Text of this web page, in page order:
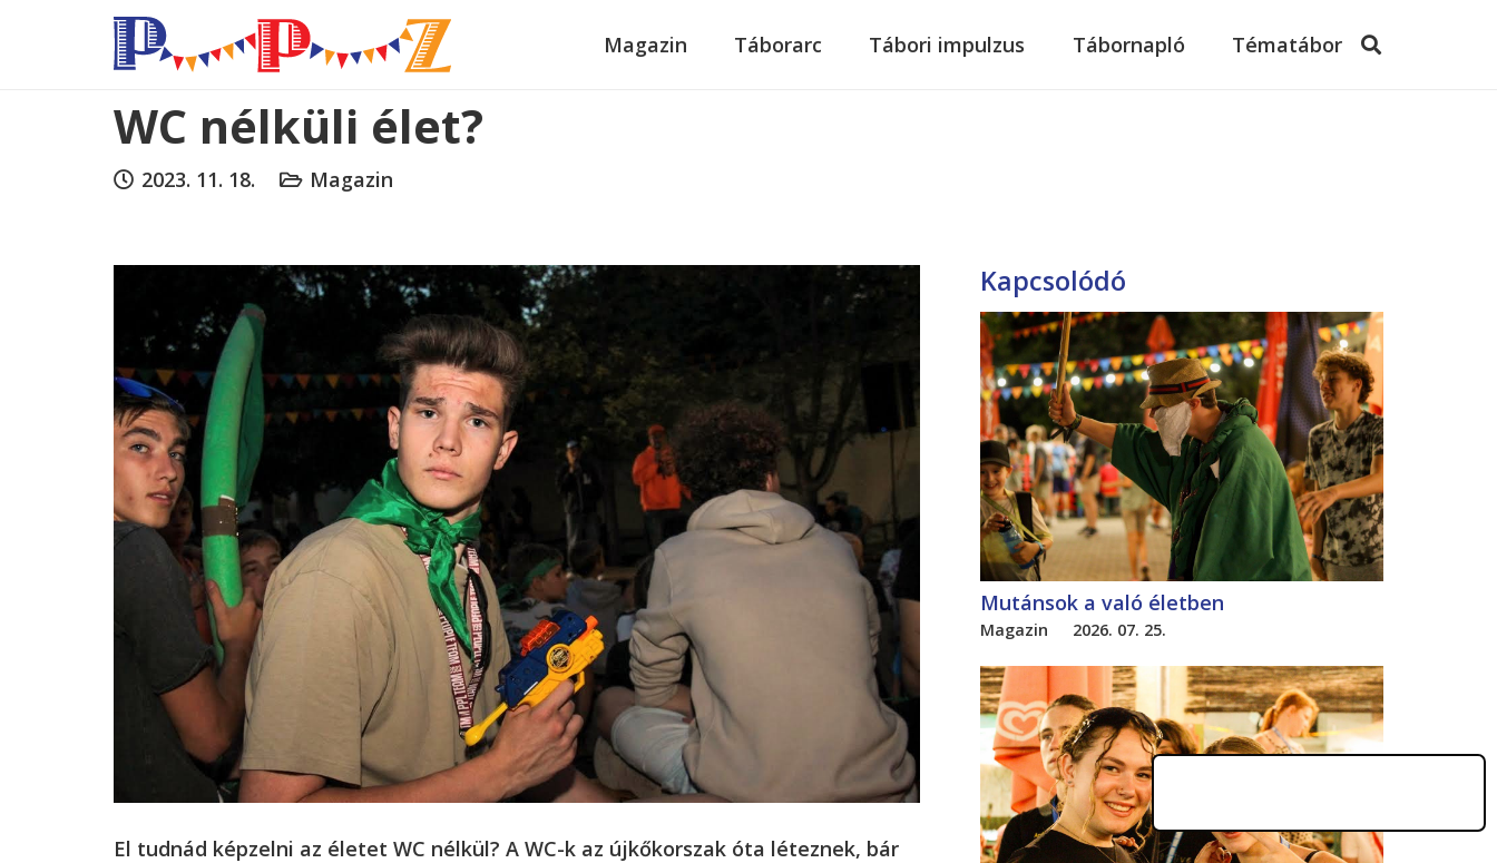
Magazin Táborarc Tábori impulzus Tábornapló Tématábor
WC nélküli élet?
2023. 11. 18. Magazin
El tudnád képzelni az életet WC nélkül? A WC-k az újkőkorszak óta léteznek, bár
Kapcsolódó
Mutánsok a való életben
Magazin 2026. 07. 25.